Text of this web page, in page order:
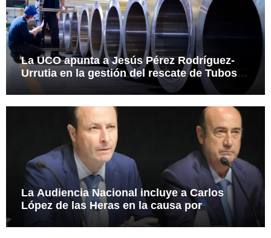
La UCO apunta a Jesús Pérez Rodríguez-
Urrutia en la gestión del rescate de Tubos
Reunidos
La Audiencia Nacional incluye a Carlos
López de las Heras en la causa por
presuntas irregularidades en el rescate de
112,8 millones a Tubos Reunidos